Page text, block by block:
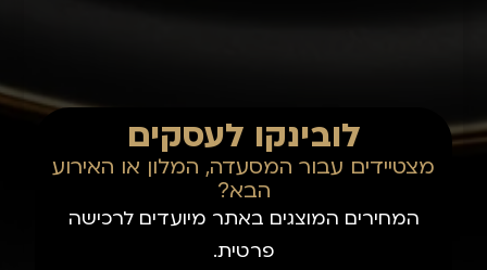
לובינקו לעסקים
מצטיידים עבור המסעדה, המלון או האירוע
הבא?
המחירים המוצגים באתר מיועדים לרכישה
פרטית.